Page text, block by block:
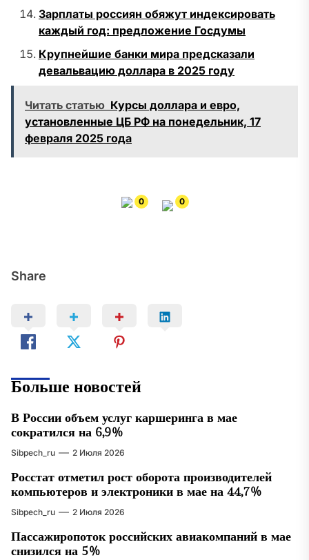
Share
Зарплаты россиян обяжут индексировать
каждый год: предложение Госдумы
Крупнейшие банки мира предсказали
девальвацию доллара в 2025 году
Читать статью Курсы доллара и евро,
установленные ЦБ РФ на понедельник, 17
февраля 2025 года
0 0
Больше новостей
В России объем услуг каршеринга в мае
сократился на 6,9%
Sibpech_ru 2 Июля 2026
Росстат отметил рост оборота производителей
компьютеров и электроники в мае на 44,7%
Sibpech_ru 2 Июля 2026
Пассажиропоток российских авиакомпаний в мае
снизился на 5%